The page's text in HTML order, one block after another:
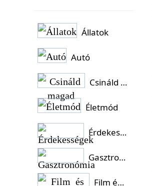
Állatok
Autó
Csináld magad
Életmód
Érdekességek
Gasztronómia
Film és TV